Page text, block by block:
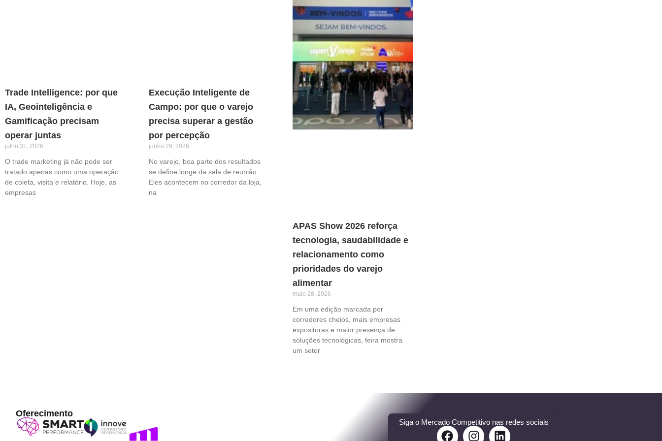
Trade Intelligence: por que
IA, Geointeligência e
Gamificação precisam
operar juntas
julho 31, 2026
O trade marketing já não pode ser
tratado apenas como uma operação
de coleta, visita e relatório. Hoje, as
empresas
Execução Inteligente de
Campo: por que o varejo
precisa superar a gestão
por percepção
junho 26, 2026
No varejo, boa parte dos resultados
se define longe da sala de reunião.
Eles acontecem no corredor da loja,
na
APAS Show 2026 reforça
tecnologia, saudabilidade e
relacionamento como
prioridades do varejo
alimentar
maio 28, 2026
Em uma edição marcada por
corredores cheios, mais empresas
expositoras e maior presença de
soluções tecnológicas, feira mostra
um setor
Oferecimento
Siga o Mercado Competitivo nas redes sociais
F
I
L